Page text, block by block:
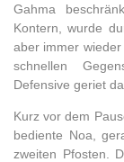
Gahma
Kontern, wurde
aber immer
schnellen
Defensive geriet
Kurz vor dem
bediente Noa,
zweiten Pfosten.